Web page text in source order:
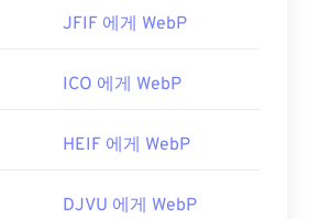
JFIF 에게 WebP
ICO 에게 WebP
HEIF 에게 WebP
DJVU 에게 WebP